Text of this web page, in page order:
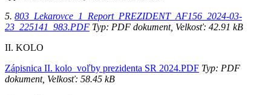
5. 803_Lekarovce_1_Report_PREZIDENT_AF156_2024-03-
23_225141_983.PDF Typ: PDF dokument, Velkosť: 42.91 kB
II. KOLO
Zápisnica II. kolo_voľby prezidenta SR 2024.PDF Typ: PDF
dokument, Velkosť: 58.45 kB